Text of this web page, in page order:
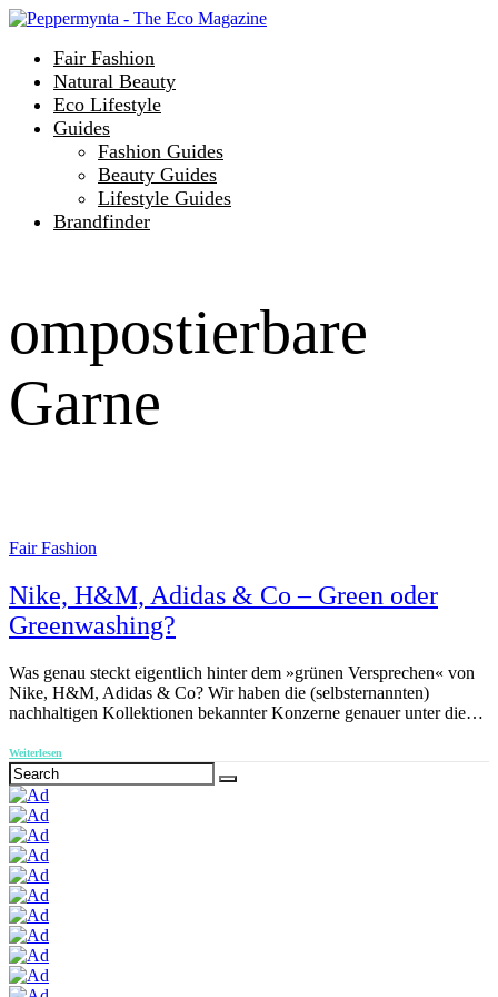
Fair Fashion
Natural Beauty
Eco Lifestyle
Guides
Fashion Guides
Beauty Guides
Lifestyle Guides
Brandfinder
ompostierbare
Garne
Fair Fashion
Nike, H&M, Adidas & Co – Green oder
Greenwashing?
Was genau steckt eigentlich hinter dem »grünen Versprechen« von
Nike, H&M, Adidas & Co? Wir haben die (selbsternannten)
nachhaltigen Kollektionen bekannter Konzerne genauer unter die…
Weiterlesen